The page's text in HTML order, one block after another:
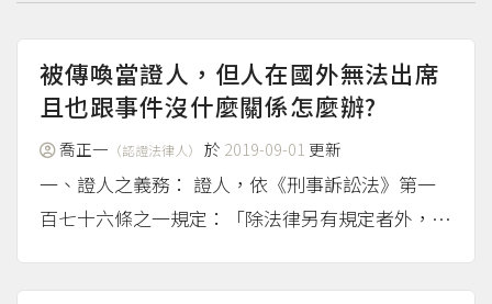
被傳喚當證人，但人在國外無法出席
且也跟事件沒什麼關係怎麼辦?
喬正一 （認證法律人） 於 2019-09-01 更新
一、證人之義務： 證人，依《刑事訴訟法》第一
百七十六條之一規定：「除法律另有規定者外，不
此，既然是義務，一旦被檢方或法院鎖定為證人，